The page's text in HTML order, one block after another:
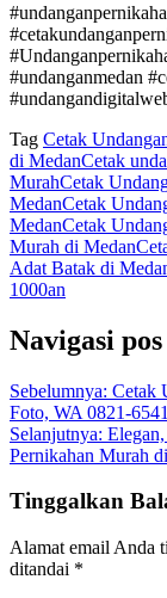
#undanganmedan
Tag Cetak
di MedanCetak
MurahCetak
MedanCetak
MedanCetak
Murah di Medan
Adat Batak di
1000an
Navigasi pos
Sebelumnya: Cetak
Foto, WA 0821-
Selanjutnya:
Pernikahan Murah
Tinggalkan
Alamat email Anda
ditandai *